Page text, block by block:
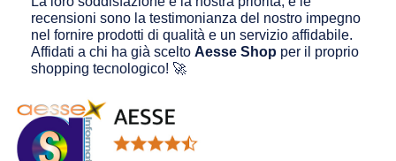
recensioni sono la testimonianza del nostro impegno
nel fornire prodotti di qualità e un servizio affidabile.
Affidati a chi ha già scelto Aesse Shop per il proprio
shopping tecnologico! 🚀